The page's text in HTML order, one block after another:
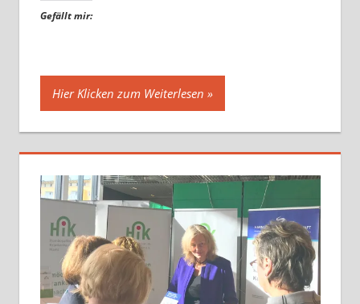
Gefällt mir:
Hier Klicken zum Weiterlesen